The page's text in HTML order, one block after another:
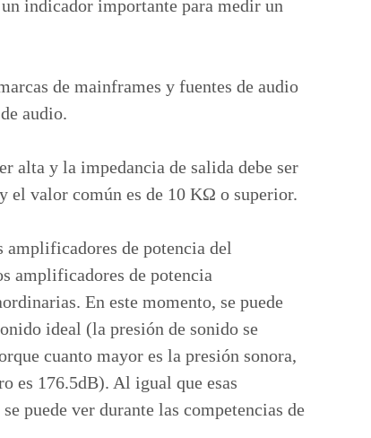
indicador importante para medir un
de mainframes y fuentes de audio
audio.
alta y la impedancia de salida debe ser
el valor común es de 10 KΩ o superior.
de potencia del
amplificadores de potencia
En este momento, se puede
ideal (la presión de sonido se
cuanto mayor es la presión sonora,
es 176.5dB). Al igual que esas
puede ver durante las competencias de